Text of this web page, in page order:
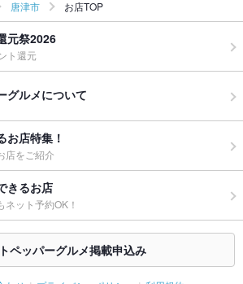
唐津市 お店TOP
元祭2026
ト還元
グルメについて
お店特集！
店をご紹介
きるお店
ット予約OK！
ペッパーグルメ掲載申込み